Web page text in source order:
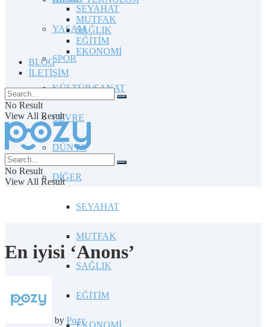
YAŞAM
SPOR
KÜLTÜR/SANAT
ÇEVRE
DÜNYA
DİĞER
SEYAHAT
MUTFAK
SAĞLIK
EĞİTİM
EKONOMİ
SEYAHAT
MUTFAK
SAĞLIK
EĞİTİM
EKONOMİ
BLOG
İLETİŞİM
No Result
View All Result
No Result
View All Result
En iyisi ‘Anons’
by Pozy